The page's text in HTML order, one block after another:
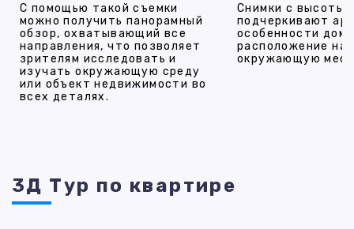
С помощью такой съемки
можно получить панорамный
обзор, охватывающий все
направления, что позволяет
зрителям исследовать и
изучать окружающую среду
или объект недвижимости во
всех деталях.
Снимки с высоты
подчеркивают
особенности
расположение на
окружающую
3Д Тур по квартире